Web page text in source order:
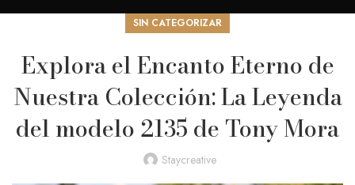
SIN CATEGORIZAR
Explora el Encanto Eterno de
Nuestra Colección: La Leyenda
del modelo 2135 de Tony Mora
Staycreative